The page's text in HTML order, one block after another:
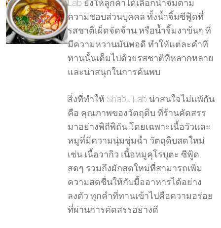
Lab ยังให้ลูกค้าได้เลือกน้ำจิ้มตาม
ความชอบส่วนบุคคล ทั้งน้ำจิ้มซีฟู้ดที่
รสชาติเผ็ดจัดจ้าน หรือน้ำจิ้มงาข้นๆ ที่
มีความหวานมันพอดี ทำให้แต่ละคำที่
ทานนั้นเต็มไปด้วยรสชาติที่หลากหลาย
และน่าสนุกในการค้นพบ
สิ่งที่ทำให้ Shabu Lab น่าสนใจไม่แพ้กัน
คือ คุณภาพของวัตถุดิบ ที่ร้านคัดสรร
มาอย่างพิถีพิถัน โดยเฉพาะเนื้อวัวและ
หมูที่มีความนุ่มชุ่มฉ่ำ วัตถุดิบสดใหม่
เช่น เนื้อวากิว เนื้อหมูคุโรบุตะ ซีฟู้ด
สดๆ รวมถึงผักสดใหม่ที่สามารถเพิ่ม
ความสดชื่นให้กับมื้ออาหารได้อย่าง
ลงตัว ทุกคำที่ทานเข้าไปคือความอร่อย
ที่ผ่านการคัดสรรอย่างดี